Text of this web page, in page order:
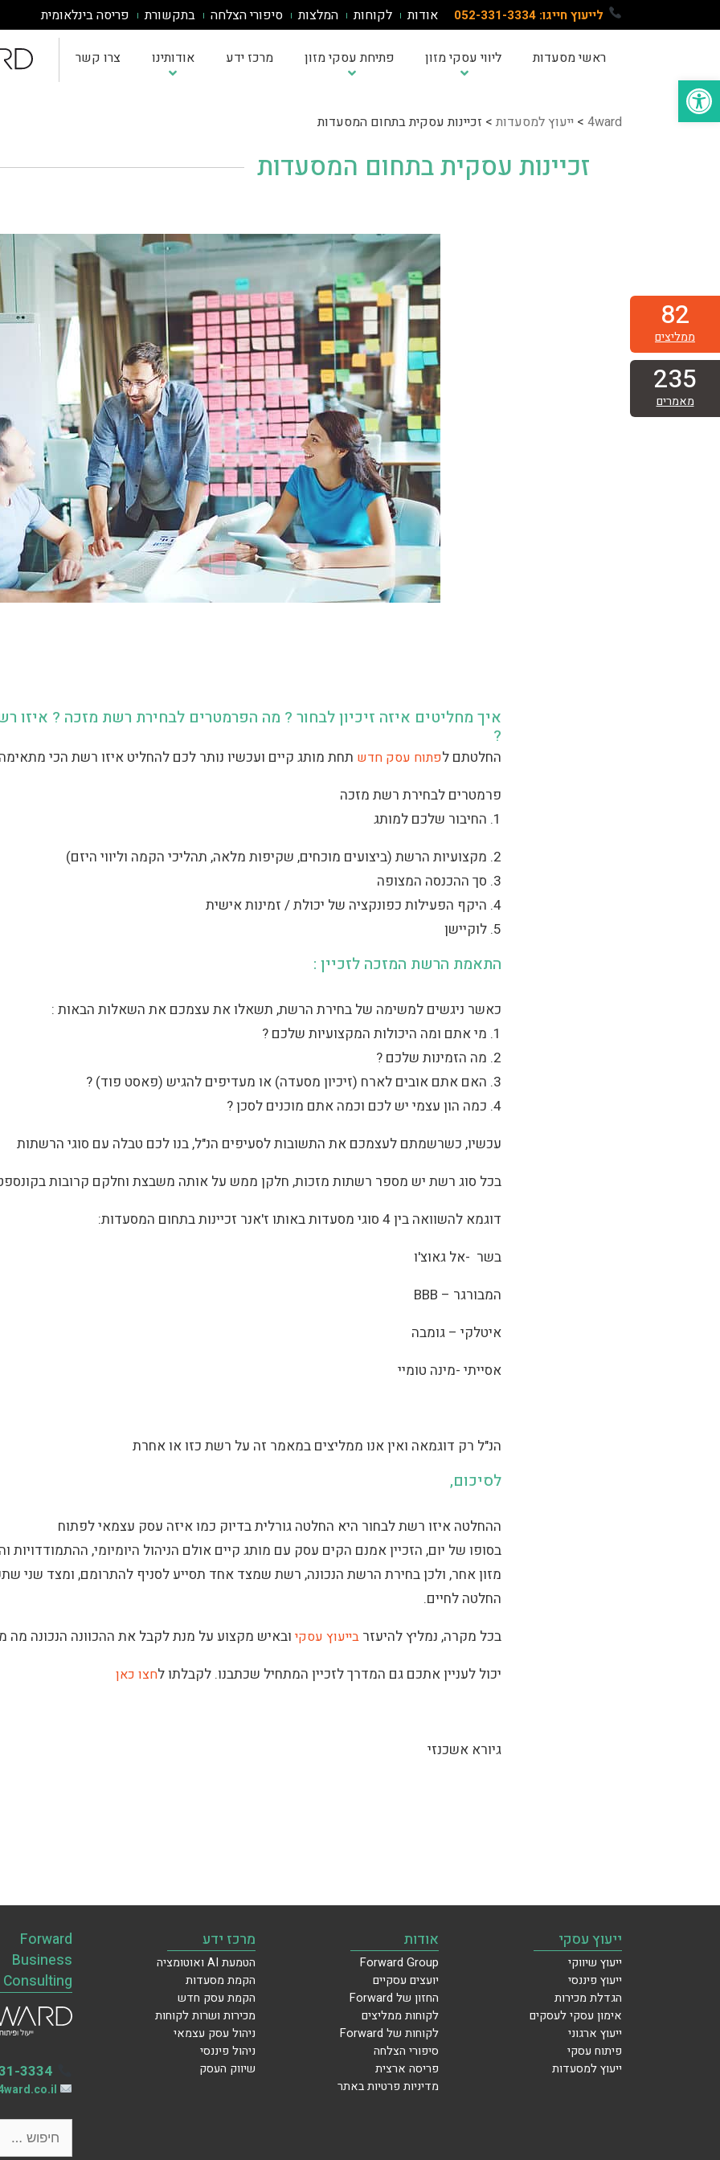
לייעוץ חייגו: 052-331-3334 פריסה בינלאומית בתקשורת סיפורי הצלחה המלצות לקוחות אודות
ראשי מסעדות ליווי עסקי מזון פתיחת עסקי מזון מרכז ידע אודותינו צרו קשר
4ward
> ייעוץ למסעדות > זכיינות עסקית בתחום המסעדות
זכיינות עסקית בתחום המסעדות
איך מחליטים איזה זיכיון לבחור ? מה הפרמטרים לבחירת רשת מזכה ? איזו
?
החלטתם לפתוח עסק חדש תחת מותג קיים ועכשיו נותר לכם להחליט איזו רשת הכי
פרמטרים לבחירת רשת מזכה
1. החיבור שלכם למותג
2. מקצועיות הרשת (ביצועים מוכחים, שקיפות מלאה, תהליכי הקמה וליווי היזם)
3. סך ההכנסה המצופה
4. היקף הפעילות כפונקציה של יכולת / זמינות אישית
5. לוקיישן
התאמת הרשת המזכה לזכיין :
כאשר ניגשים למשימה של בחירת הרשת, תשאלו את עצמכם את השאלות הבאות :
1. מי אתם ומה היכולות המקצועיות שלכם ?
2. מה הזמינות שלכם ?
3. האם אתם אובים לארח (זיכיון מסעדה) או מעדיפים להגיש (פאסט פוד) ?
4. כמה הון עצמי יש לכם וכמה אתם מוכנים לסכן ?
עכשיו, כשרשמתם לעצמכם את התשובות לסעיפים הנ"ל, בנו לכם טבלה עם סוגי הרשתות
בכל סוג רשת יש מספר רשתות מזכות, חלקן ממש על אותה משבצת וחלקם קרובות
דוגמא להשוואה בין 4 סוגי מסעדות באותו ז'אנר זכיינות בתחום המסעדות:
בשר -אל גאוצ'ו
המבורגר – BBB
איטלקי – גומבה
אסייתי -מינה טומיי
הנ"ל רק דוגמאה ואין אנו ממליצים במאמר זה על רשת כזו או אחרת
לסיכום,
ההחלטה איזו רשת לבחור היא החלטה גורלית בדיוק כמו איזה עסק עצמאי לפתוח
בסופו של יום, הזכיין אמנם הקים עסק עם מותג קיים אולם הניהול היומיומי,
מזון אחר, ולכן בחירת הרשת הנכונה, רשת שמצד אחד תסייע לסניף להתרומם, ומצד שני
החלטה לחיים.
בכל מקרה, נמליץ להיעזר בייעוץ עסקי ובאיש מקצוע על מנת לקבל את ההכוונה הנכונה מה
יכול לעניין אתכם גם המדרך לזכיין המתחיל שכתבנו. לקבלתו לחצו כאן
גיורא אשכנזי
82
ממליצים
235
מאמרים
ייעוץ עסקי
ייעוץ שיווקי
ייעוץ פיננסי
הגדלת מכירות
אימון עסקי לעסקים
ייעוץ ארגוני
פיתוח עסקי
ייעוץ למסעדות
אודות
Forward Group
יועצים עסקיים
החזון של Forward
לקוחות ממליצים
לקוחות של Forward
סיפורי הצלחה
פריסה ארצית
מדיניות פרטיות באתר
מרכז ידע
הטמעת AI ואוטומציה
הקמת מסעדות
הקמת עסק חדש
מכירות ושרות לקוחות
ניהול עסק עצמאי
ניהול פיננסי
שיווק העסק
Forward
Business
Consulting
3334
פתח סרגל נגישות